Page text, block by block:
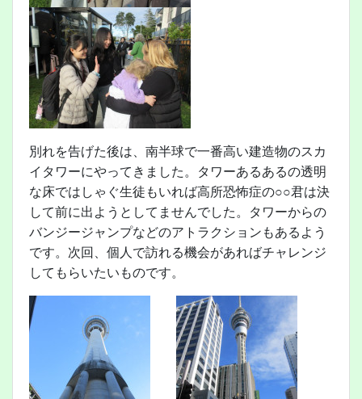
別れを告げた後は、南半球で一番高い建造物のスカ
イタワーにやってきました。タワーあるあるの透明
な床ではしゃぐ生徒もいれば高所恐怖症の○○君は決
して前に出ようとしてませんでした。タワーからの
バンジージャンプなどのアトラクションもあるよう
です。次回、個人で訪れる機会があればチャレンジ
してもらいたいものです。